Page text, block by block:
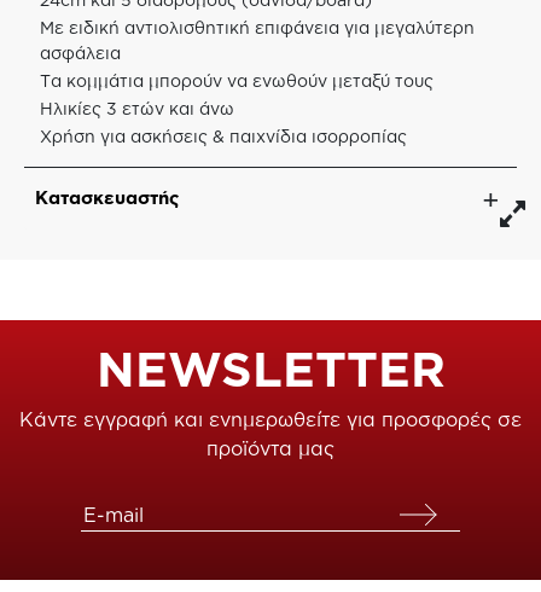
Με ειδική αντιολισθητική επιφάνεια για μεγαλύτερη
ασφάλεια
Τα κομμάτια μπορούν να ενωθούν μεταξύ τους
Ηλικίες 3 ετών και άνω
Χρήση για ασκήσεις & παιχνίδια ισορροπίας
Κατασκευαστής
NEWSLETTER
Κάντε εγγραφή και ενημερωθείτε για προσφορές σε
προϊόντα μας